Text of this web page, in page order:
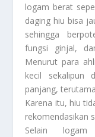
logam berat
daging hiu bisa
sehingga
fungsi ginjal,
Menurut para
kecil sekalipun
panjang,
Karena itu, hiu
rekomendasikan
Selain